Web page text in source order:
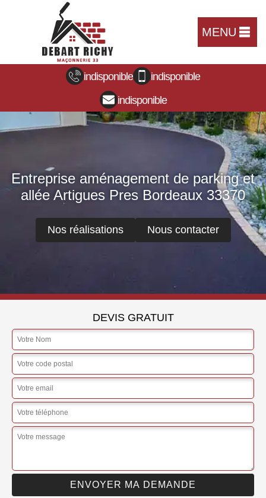
MENU
indisponible
indisponible
indisponible
Entreprise aménagement de parking et
allée Artigues Pres Bordeaux 33370
Nos réalisations Nous contacter
DEVIS GRATUIT